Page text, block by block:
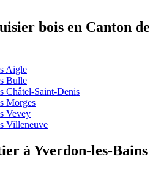
bois en Canton de
Aigle
Bulle
Châtel-Saint-Denis
Morges
Vevey
Villeneuve
à Yverdon-les-Bains